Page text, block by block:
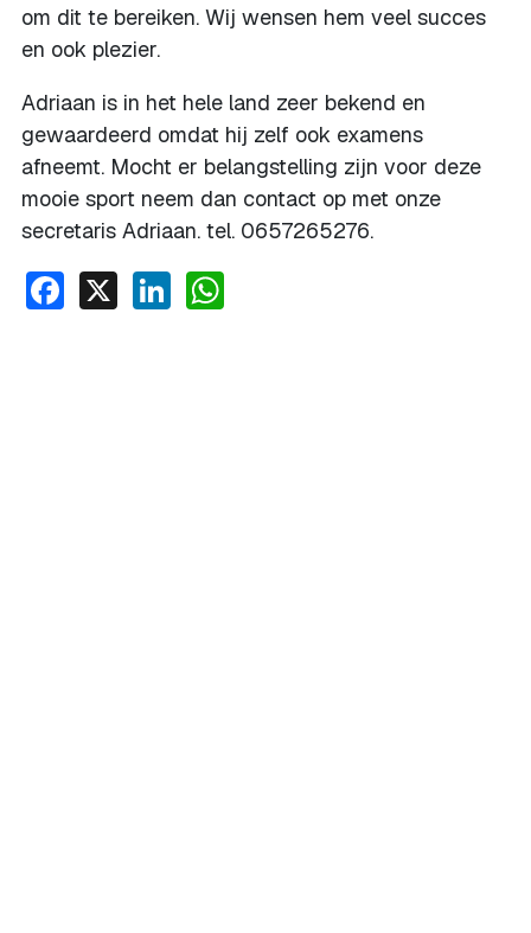
om dit te bereiken. Wij wensen hem veel succes
en ook plezier.
Adriaan is in het hele land zeer bekend en
gewaardeerd omdat hij zelf ook examens
afneemt. Mocht er belangstelling zijn voor deze
mooie sport neem dan contact op met onze
secretaris Adriaan. tel. 0657265276.
Facebook
X LinkedIn